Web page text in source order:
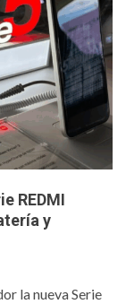
REDMI
y
la nueva Serie